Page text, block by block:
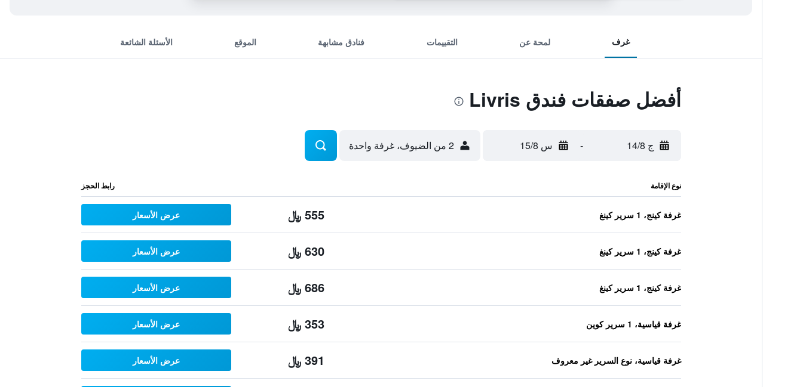
غرف لمحة عن التقييمات فنادق مشابهة الموقع الأسئلة الشائعة
أفضل صفقات فندق Livris
ج 14/8 - س 15/8 2 من الضيوف، غرفة واحدة
نوع الإقامة رابط الحجز
غرفة كينج، 1 سرير كينغ 555 ﷼ عرض الأسعار
غرفة كينج، 1 سرير كينغ 630 ﷼ عرض الأسعار
غرفة كينج، 1 سرير كينغ 686 ﷼ عرض الأسعار
غرفة قياسية، 1 سرير كوين 353 ﷼ عرض الأسعار
غرفة قياسية، نوع السرير غير معروف 391 ﷼ عرض الأسعار